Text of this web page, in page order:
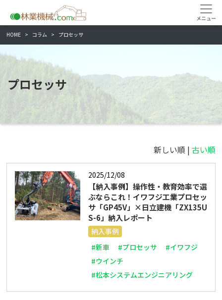
HOME コラム プロセッサ
プロセッサ
新しい順 | 古い順
2025/12/08
【納入事例】操作性・教育効率で選
ぶならこれ！イワフジ工業プロセッ
サ「GP45V」×日立建機「ZX135U
S-6」納入レポート
納入事例
#新車
#プロセッサ
#イワフジ
#ウインチ
#松本システムエンジニアリング